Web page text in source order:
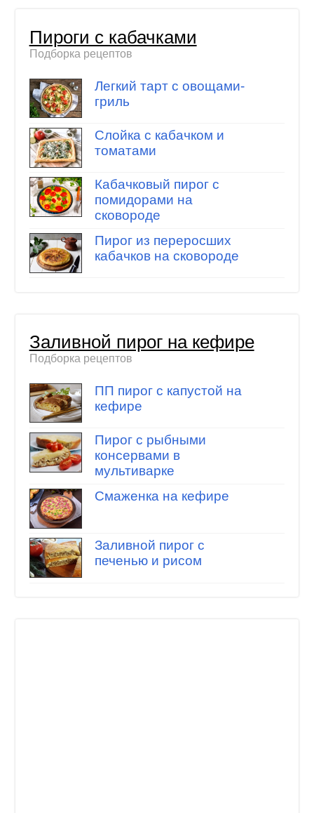
Пироги с кабачками
Подборка рецептов
Легкий тарт с овощами-
гриль
Слойка с кабачком и
томатами
Кабачковый пирог с
помидорами на
сковороде
Пирог из переросших
кабачков на сковороде
Заливной пирог на кефире
Подборка рецептов
ПП пирог с капустой на
кефире
Пирог с рыбными
консервами в
мультиварке
Смаженка на кефире
Заливной пирог с
печенью и рисом